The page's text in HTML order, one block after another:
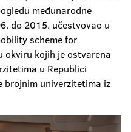
međunarodne
do 2015. učestvovao u
scheme for
okviru kojih je ostvarena
u Republici
brojnim univerzitetima iz